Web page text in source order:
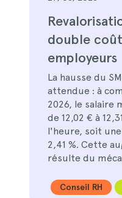
double
employeurs
La hausse du
attendue : à
2026, le salaire
de 12,02 € à
l'heure, soit
2,41 %. Cette
résulte du
Conseil RH